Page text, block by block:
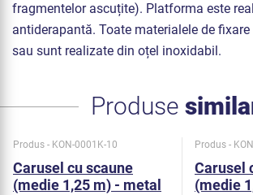
fragmentelor ascuțite). Platforma este
antiderapantă. Toate materialele de
sau sunt realizate din oțel inoxidabil.
Produse
Produs - KON-0001K-10
Carusel cu scaune
(medie 1,25 m) - metal
Produs -
Carusel
(medie